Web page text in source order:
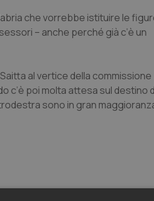
che vorrebbe istituire le
– anche perché già c’è un
al vertice della commissione
c’è poi molta attesa sul destino
sono in gran